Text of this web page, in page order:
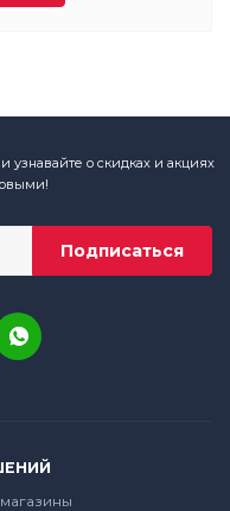
узнавайте о скидках и акциях